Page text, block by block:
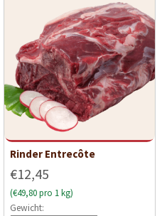
Rinder Entrecôte
€12,45
(€49,80 pro 1 kg)
Gewicht: